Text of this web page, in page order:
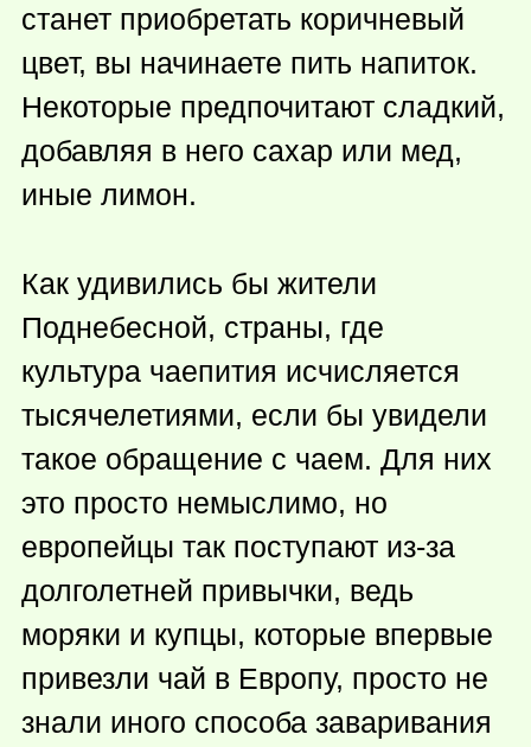
станет приобретать коричневый
цвет, вы начинаете пить напиток.
Некоторые предпочитают сладкий,
добавляя в него сахар или мед,
иные лимон.
Как удивились бы жители
Поднебесной, страны, где
культура чаепития исчисляется
тысячелетиями, если бы увидели
такое обращение с чаем. Для них
это просто немыслимо, но
европейцы так поступают из-за
долголетней привычки, ведь
моряки и купцы, которые впервые
привезли чай в Европу, просто не
знали иного способа заваривания